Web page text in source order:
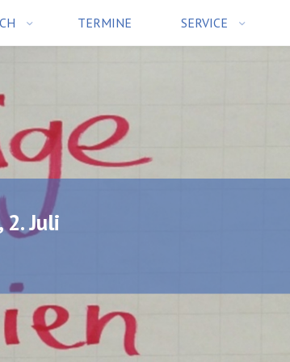
TERMINE SERVICE
Juli